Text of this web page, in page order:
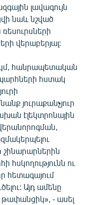
լավագույն
նաև նշված
վերաբերյալ:
հանրապետական
հստակ
յուրաքանչյուր
էլեկտրոնային
հսկողությունն ու
հետագայում
Այդ ամենը
թափանցիկ», - ասել